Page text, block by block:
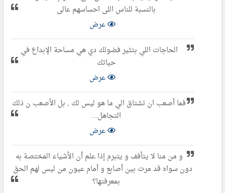
بالنسبة للناس اللى احساسهم عالى
عرض
الحاجات اللي بتثير فضولك دي هي مساحة الإبداع في
حياتك
عرض
فما أصعب ان تشتاق الي ما هو ليس لك , بل الأصعب ن ذلك
التجاهل...
عرض
و من منا لا يتأفف و يتبرم إذا علم أن الأشياء المختصة به
دون سواه قد مرت بين أصابع و أمام عيون من ليس لهم الحق
بمعرفتها؟